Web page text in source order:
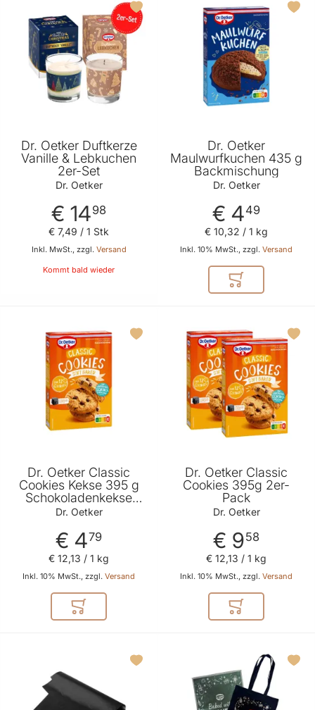
Dr. Oetker Duftkerze
Vanille & Lebkuchen
2er-Set
Dr. Oetker
€ 1498
Inkl. MwSt., zzgl. Versand
€ 7,49 / 1 Stk
Kommt bald wieder
Dr. Oetker
Maulwurfkuchen 435 g
Backmischung
Dr. Oetker
€ 449
Inkl. 10% MwSt., zzgl. Versand
€ 10,32 / 1 kg
In den
Dr. Oetker Classic
Cookies Kekse 395 g
Schokoladenkekse
Gebäck
Dr. Oetker
€ 479
Inkl. 10% MwSt., zzgl. Versand
€ 12,13 / 1 kg
In den Warenkorb
Dr. Oetker Classic
Cookies 395g 2er-
Pack
Dr. Oetker
€ 958
Inkl. 10% MwSt., zzgl. Versand
€ 12,13 / 1 kg
In den